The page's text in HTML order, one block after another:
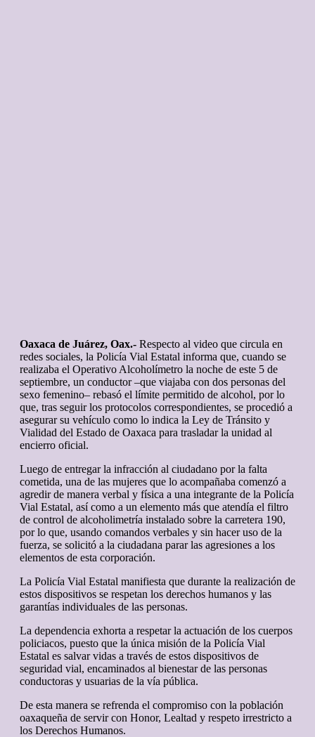
Oaxaca de Juárez, Oax.- Respecto al video que circula en
redes sociales, la Policía Vial Estatal informa que, cuando se
realizaba el Operativo Alcoholímetro la noche de este 5 de
septiembre, un conductor –que viajaba con dos personas del
sexo femenino– rebasó el límite permitido de alcohol, por lo
que, tras seguir los protocolos correspondientes, se procedió a
asegurar su vehículo como lo indica la Ley de Tránsito y
Vialidad del Estado de Oaxaca para trasladar la unidad al
encierro oficial.
Luego de entregar la infracción al ciudadano por la falta
cometida, una de las mujeres que lo acompañaba comenzó a
agredir de manera verbal y física a una integrante de la Policía
Vial Estatal, así como a un elemento más que atendía el filtro
de control de alcoholimetría instalado sobre la carretera 190,
por lo que, usando comandos verbales y sin hacer uso de la
fuerza, se solicitó a la ciudadana parar las agresiones a los
elementos de esta corporación.
La Policía Vial Estatal manifiesta que durante la realización de
estos dispositivos se respetan los derechos humanos y las
garantías individuales de las personas.
La dependencia exhorta a respetar la actuación de los cuerpos
policiacos, puesto que la única misión de la Policía Vial
Estatal es salvar vidas a través de estos dispositivos de
seguridad vial, encaminados al bienestar de las personas
conductoras y usuarias de la vía pública.
De esta manera se refrenda el compromiso con la población
oaxaqueña de servir con Honor, Lealtad y respeto irrestricto a
los Derechos Humanos.